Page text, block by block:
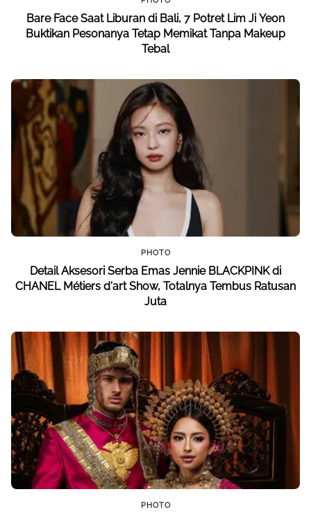
Bare Face Saat Liburan di Bali, 7 Potret Lim Ji Yeon
Buktikan Pesonanya Tetap Memikat Tanpa Makeup
Tebal
PHOTO
Detail Aksesori Serba Emas Jennie BLACKPINK di
CHANEL Métiers d'art Show, Totalnya Tembus Ratusan
Juta
PHOTO